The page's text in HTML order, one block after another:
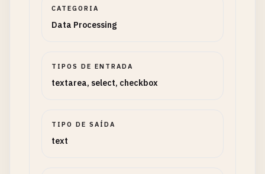
CATEGORIA
Data Processing
TIPOS DE ENTRADA
textarea, select, checkbox
TIPO DE SAÍDA
text